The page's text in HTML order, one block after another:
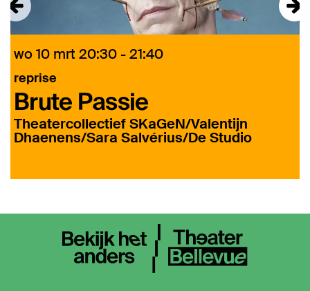
Brute Passie
Theatercollectief SKaGeN/Valentijn
Dhaenens/Sara Salvérius/De Studio
reprise
wo 10 mrt 20:30 - 21:40